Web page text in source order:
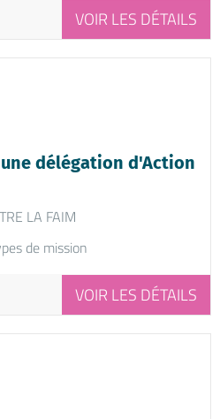
VOIR LES DÉTAILS
délégation d'Action
LA FAIM
de mission
VOIR LES DÉTAILS